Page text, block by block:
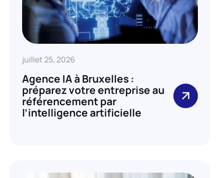
juillet 25, 2026
Agence IA à Bruxelles :
préparez votre entreprise au
référencement par
l’intelligence artificielle